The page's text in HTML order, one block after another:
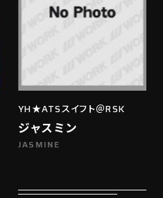
YH★ATSスイフト＠RSK
ジャスミン
JASMINE